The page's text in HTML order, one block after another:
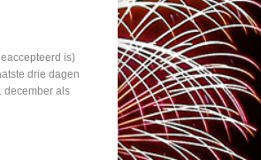
is)
drie dagen
december als